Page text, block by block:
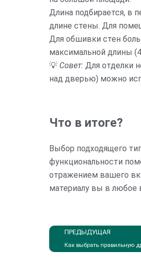
Длина подбирается, в
длине стены. Для
Для обшивки стен
максимальной длины
💡 Совет: Для отделки
над дверью) можно
Что в итоге?
Выбор подходящего
функциональности
отражением вашего
материалу вы в любое
ПРЕДЫДУЩАЯ